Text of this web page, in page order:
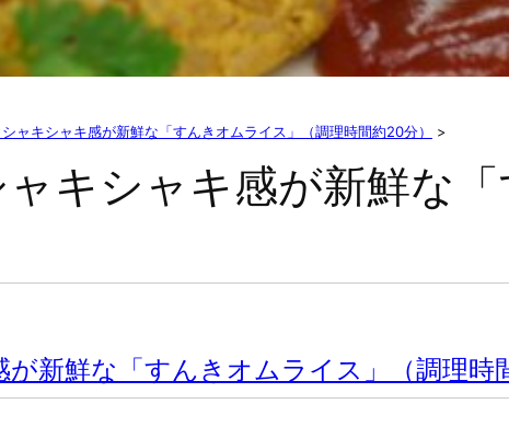
ャキシャキ感が新鮮な「すんきオムライス」（調理時間約20分） >
キシャキ感が新鮮な「
新鮮な「すんきオムライス」（調理時